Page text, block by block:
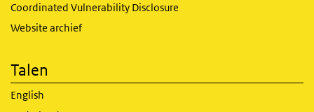
Coordinated Vulnerability Disclosure
Website archief
Talen
English